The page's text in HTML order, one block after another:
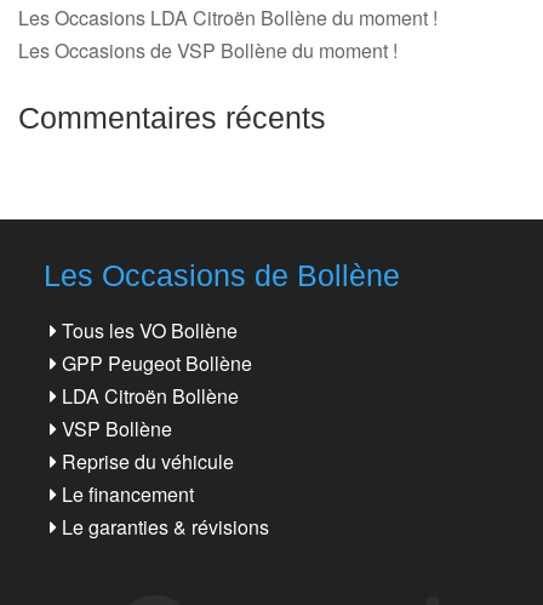
Les Occasions LDA Citroën Bollène du moment !
Les Occasions de VSP Bollène du moment !
Commentaires récents
Les Occasions de Bollène
Tous les VO Bollène
GPP Peugeot Bollène
LDA Citroën Bollène
VSP Bollène
Reprise du véhicule
Le financement
Le garanties & révisions